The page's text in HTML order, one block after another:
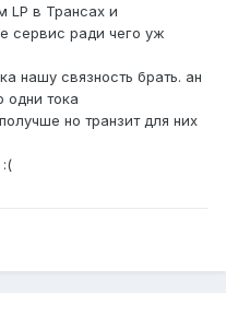
LP в Трансах и
сервис ради чего уж
нашу связность брать. ан
одни тока
но транзит для них
:(